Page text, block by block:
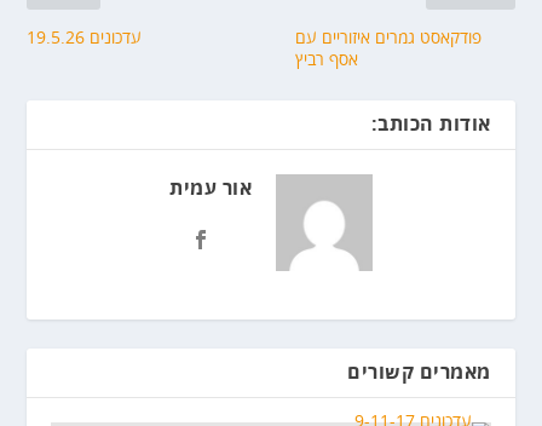
פודקאסט גמרים איזוריים עם
אסף רביץ
עדכונים 19.5.26
אודות הכותב:
אור עמית
מאמרים קשורים